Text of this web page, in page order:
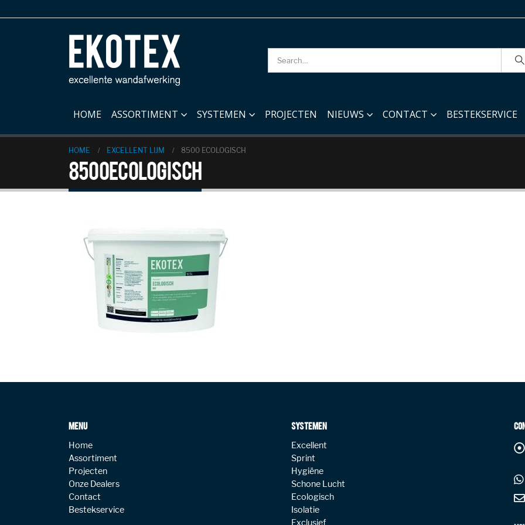
HOME ASSORTIMENT SYSTEMEN PROJECTEN NIEUWS CONTACT BESTEKSERVICE
HOME EXCELLENT LIJM 8500 ECOLOGISCH
8500 ecologisch
MENU
Home
Assortiment
Projecten
Onze Dealers
Contact
Bestekservice
SYSTEMEN
Excellent
Sprint
Hygiëne
Schone Lucht
Ecologisch
Isolatie
Exclusief